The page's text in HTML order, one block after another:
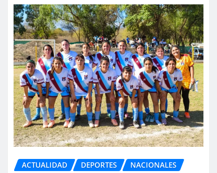
ACTUALIDAD DEPORTES NACIONALES